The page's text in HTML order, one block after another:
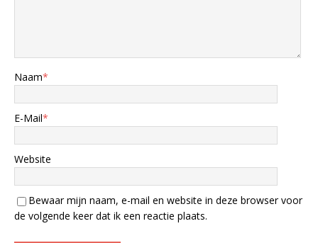
Naam*
E-Mail*
Website
Bewaar mijn naam, e-mail en website in deze browser voor
de volgende keer dat ik een reactie plaats.